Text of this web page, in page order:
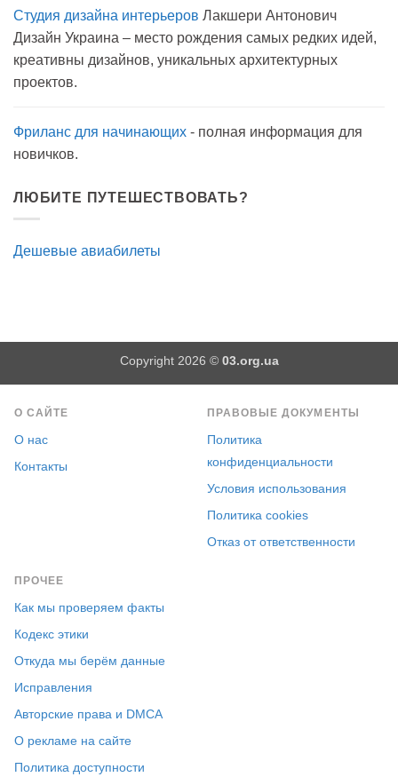
Вода
мылом
прогулку
антисептик.
Студия дизайна интерьеров Лакшери Антонович
Дизайн Украина – место рождения самых редких идей,
креативны дизайнов, уникальных архитектурных
проектов.
Фриланс для начинающих - полная информация для
новичков.
ЛЮБИТЕ ПУТЕШЕСТВОВАТЬ?
Дешевые авиабилеты
Copyright 2026 © 03.org.ua
О САЙТЕ
О нас
Контакты
ПРАВОВЫЕ ДОКУМЕНТЫ
Политика
конфиденциальности
Условия использования
Политика cookies
Отказ от ответственности
ПРОЧЕЕ
Как мы проверяем факты
Кодекс этики
Откуда мы берём данные
Исправления
Авторские права и DMCA
О рекламе на сайте
Политика доступности